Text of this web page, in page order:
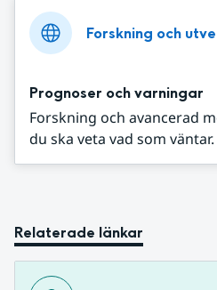
Forskning och
Prognoser och varningar
Forskning och avancerad
du ska veta vad som väntar.
Relaterade länkar